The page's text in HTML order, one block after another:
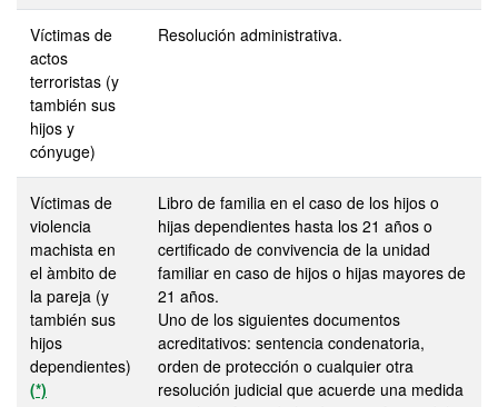
Víctimas de
actos
terroristas (y
también sus
hijos y
cónyuge)
Resolución administrativa.
Víctimas de
violencia
machista en
el àmbito de
la pareja (y
también sus
hijos
dependientes)
(*)
Libro de familia en el caso de los hijos o
hijas dependientes hasta los 21 años o
certificado de convivencia de la unidad
familiar en caso de hijos o hijas mayores de
21 años.
Uno de los siguientes documentos
acreditativos: sentencia condenatoria,
orden de protección o cualquier otra
resolución judicial que acuerde una medida